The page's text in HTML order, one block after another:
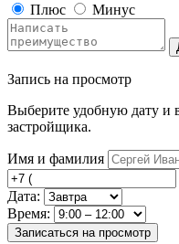
Плюс
Минус
Запись на просмотр
Выберите удобную дату и
застройщика.
Имя и фамилия
Дата:
Время:
Записаться на просмотр